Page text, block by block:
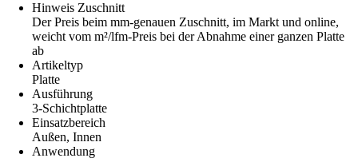
Hinweis Zuschnitt
Der Preis beim mm-genauen Zuschnitt, im Markt und online,
weicht vom m²/lfm-Preis bei der Abnahme einer ganzen Platte
ab
Artikeltyp
Platte
Ausführung
3-Schichtplatte
Einsatzbereich
Außen, Innen
Anwendung